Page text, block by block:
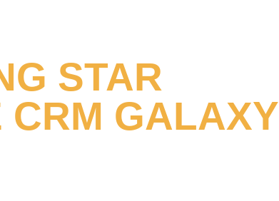
STAR
CRM GALAXY